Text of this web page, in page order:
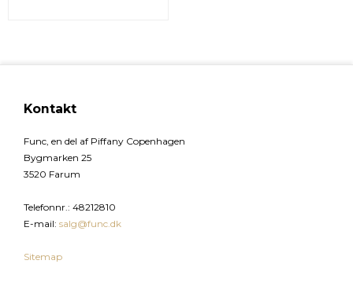
Kontakt
Func, en del af Piffany Copenhagen
Bygmarken 25
3520 Farum
Telefonnr.: 48212810
E-mail: salg@func.dk
Sitemap